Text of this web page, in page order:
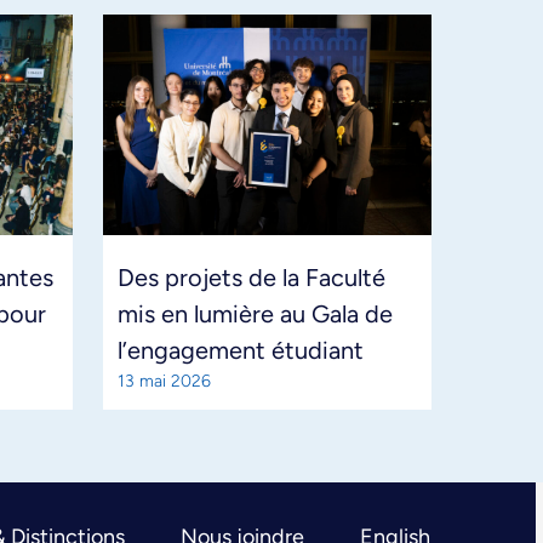
Des projets de la Faculté
mis en lumière au Gala de
l’engagement étudiant
13 mai 2026
Distinctions Nous joindre English